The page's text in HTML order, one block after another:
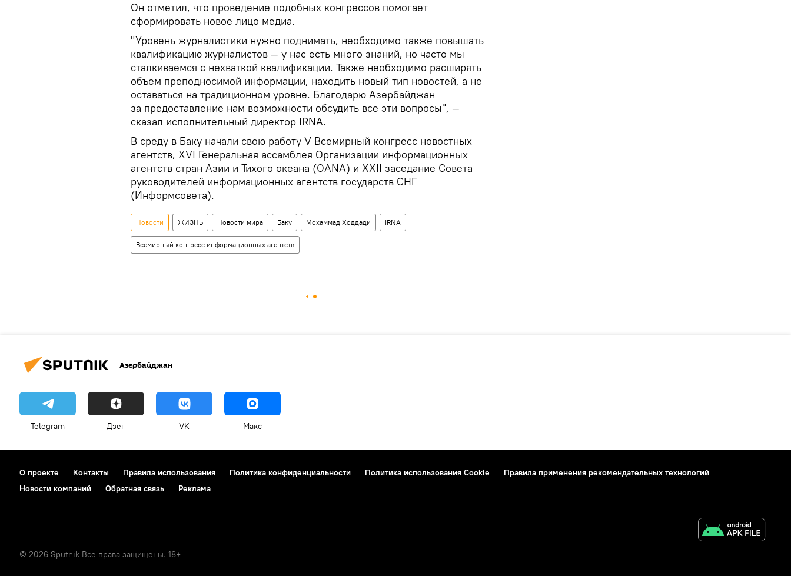
Он отметил, что проведение подобных конгрессов помогает
сформировать новое лицо медиа.
"Уровень журналистики нужно поднимать, необходимо также повышать
квалификацию журналистов — у нас есть много знаний, но часто мы
сталкиваемся с нехваткой квалификации. Также необходимо расширять
объем преподносимой информации, находить новый тип новостей, а не
оставаться на традиционном уровне. Благодарю Азербайджан
за предоставление нам возможности обсудить все эти вопросы", —
сказал исполнительный директор IRNA.
В среду в Баку начали свою работу V Всемирный конгресс новостных
агентств, XVI Генеральная ассамблея Организации информационных
агентств стран Азии и Тихого океана (OANA) и XXII заседание Совета
руководителей информационных агентств государств СНГ
(Информсовета).
Новости ЖИЗНЬ Новости мира Баку Мохаммад Ходдади IRNA
Всемирный конгресс информационных агентств
Азербайджан
Telegram Дзен VK Макс
О проекте Контакты Правила использования Политика конфиденциальности Политика использования Cookie
Правила применения рекомендательных технологий
Новости компаний
Обратная связь Реклама
© 2026 Sputnik Все права защищены. 18+